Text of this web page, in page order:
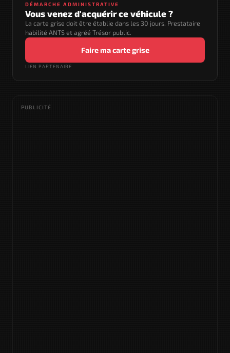
DÉMARCHE ADMINISTRATIVE
Vous venez d'acquérir ce véhicule ?
La carte grise doit être établie dans les 30 jours. Prestataire
habilité ANTS et agréé Trésor public.
Faire ma carte grise
LIEN PARTENAIRE
PUBLICITÉ